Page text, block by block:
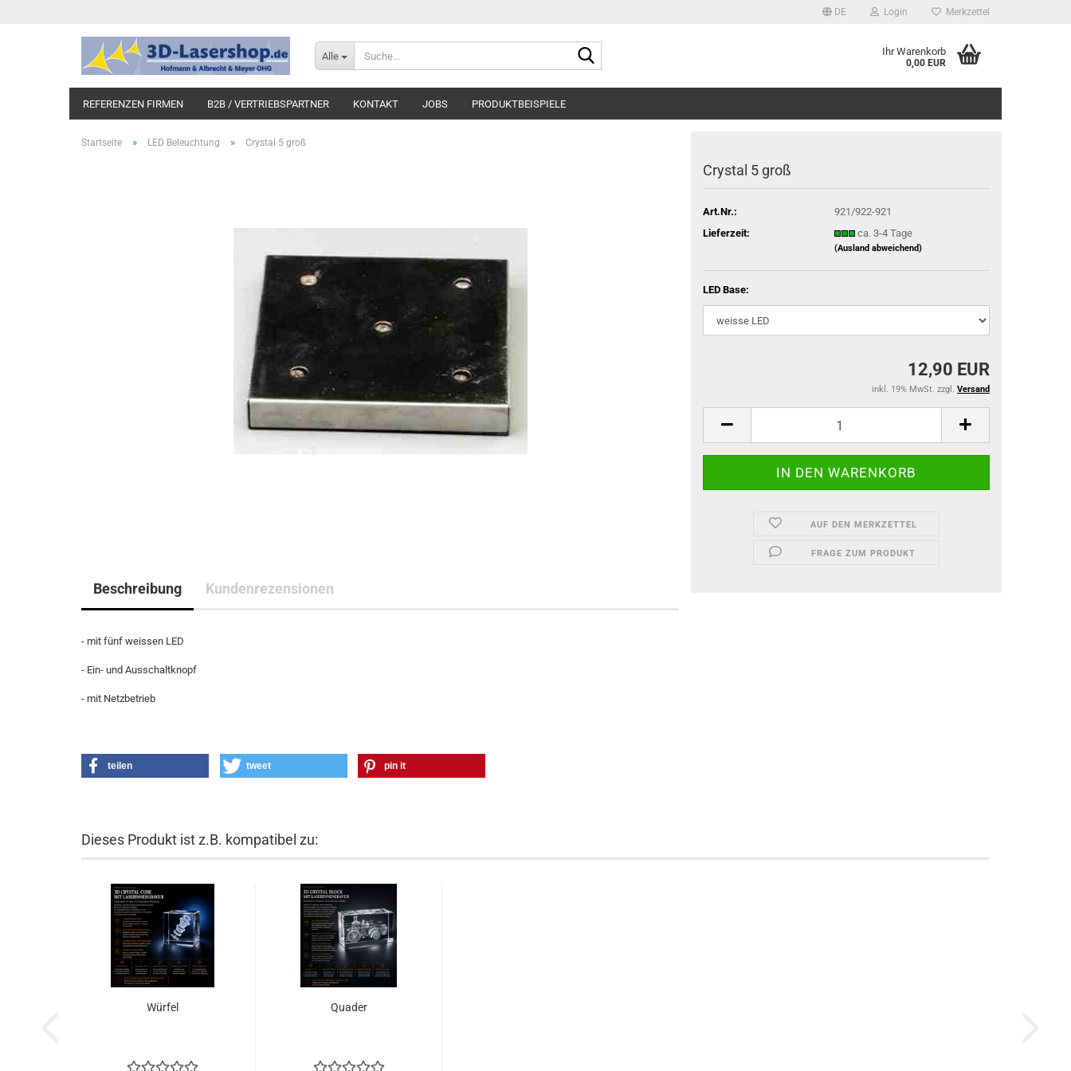
DE Login Merkzettel
Alle Ihr Warenkorb
0,00 EUR
REFERENZEN FIRMEN B2B / VERTRIEBSPARTNER KONTAKT JOBS PRODUKTBEISPIELE
Startseite » LED Beleuchtung » Crystal 5 groß
Crystal 5 groß
Art.Nr.:
921/922-921
Lieferzeit:
ca. 3-4 Tage
(Ausland abweichend)
LED Base:
12,90 EUR
inkl. 19% MwSt. zzgl. Versand
AUF DEN MERKZETTEL
FRAGE ZUM PRODUKT
Beschreibung Kundenrezensionen
- mit fünf weissen LED
- Ein- und Ausschaltknopf
- mit Netzbetrieb
teilen tweet pin it
Dieses Produkt ist z.B. kompatibel zu:
Würfel Quader